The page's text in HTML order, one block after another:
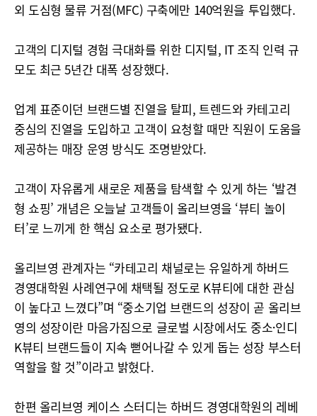
외 도심형 물류 거점(MFC) 구축에만 140억원을 투입했다.
고객의 디지털 경험 극대화를 위한 디지털, IT 조직 인력 규
모도 최근 5년간 대폭 성장했다.
업계 표준이던 브랜드별 진열을 탈피, 트렌드와 카테고리
중심의 진열을 도입하고 고객이 요청할 때만 직원이 도움을
제공하는 매장 운영 방식도 조명받았다.
고객이 자유롭게 새로운 제품을 탐색할 수 있게 하는 ‘발견
형 쇼핑’ 개념은 오늘날 고객들이 올리브영을 ‘뷰티 놀이
터’로 느끼게 한 핵심 요소로 평가됐다.
올리브영 관계자는 “카테고리 채널로는 유일하게 하버드
경영대학원 사례연구에 채택될 정도로 K뷰티에 대한 관심
이 높다고 느꼈다”며 “중소기업 브랜드의 성장이 곧 올리브
영의 성장이란 마음가짐으로 글로벌 시장에서도 중소인〮디
K뷰티 브랜드들이 지속 뻗어나갈 수 있게 돕는 성장 부스터
역할을 할 것”이라고 밝혔다.
한편 올리브영 케이스 스터디는 하버드 경영대학원의 레베